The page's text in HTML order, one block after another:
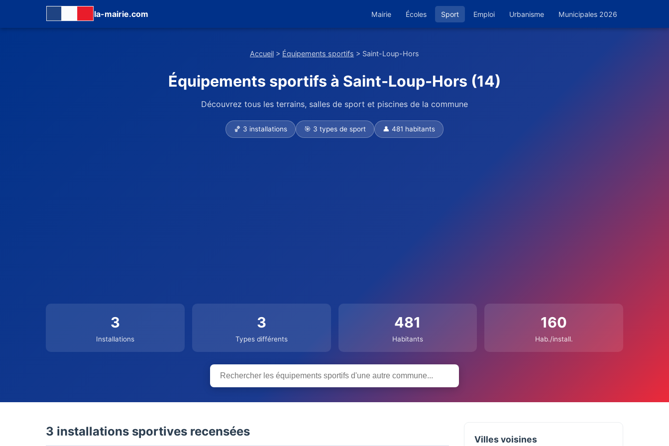
la-mairie.com Mairie Écoles Sport Emploi Urbanisme Municipales 2026
Accueil > Équipements sportifs > Saint-Loup-Hors
Équipements sportifs à Saint-Loup-Hors (14)
Découvrez tous les terrains, salles de sport et piscines de la commune
🏀 3 installations 🎯 3 types de sport 👤 481 habitants
3
Installations
3
Types différents
481
Habitants
160
Hab./install.
3 installations sportives recensées
Villes voisines